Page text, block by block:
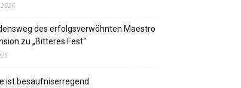
des erfolgsverwöhnten Maestro
zu „Bitteres Fest“
ist besäufniserregend